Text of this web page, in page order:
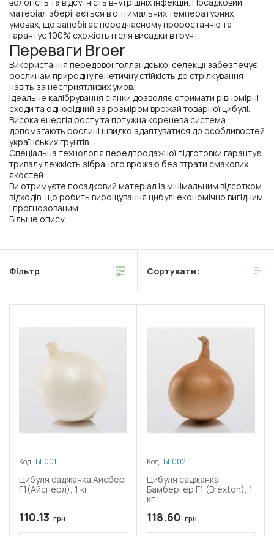
матеріал зберігається в оптимальних температурних
умовах, що запобігає передчасному проростанню та
гарантує 100% схожість після висадки в ґрунт.
Переваги Broer
Використання передової голландської селекції забезпечує
рослинам природну генетичну стійкість до стрілкування
навіть за несприятливих умов.
Ідеальне калібрування сіянки дозволяє отримати рівномірні
сходи та однорідний за розміром врожай товарної цибулі.
Висока енергія росту та потужна коренева система
допомагають рослині швидко адаптуватися до особливостей
українських ґрунтів.
Спеціальна технологія передпродажної підготовки гарантує
тривалу лежкість зібраного врожаю без втрати смакових
якостей.
Ви отримуєте посадковий матеріал із мінімальним відсотком
відходів, що робить вирощування цибулі економічно вигідним
і прогнозованим.
Більше опису
Фільтр Сортувати:
Код: БГ001
Цибуля саджанка Айсбер
F1(Айсперл), 1 кг
110.13 грн
Код: БГ002
Цибуля саджанка
Бамбергер F1 (Brexton), 1
кг
118.60 грн